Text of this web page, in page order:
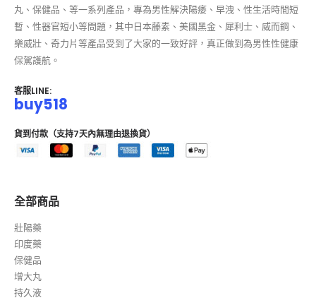
丸、保健品、等一系列產品，專為男性解決陽痿、早洩、性生活時間短
暫、性器官短小等問題，其中日本藤素、美國黑金、犀利士、威而鋼、
樂威壯、奇力片等產品受到了大家的一致好評，真正做到為男性性健康
保駕護航。
客服LINE:
buy518
貨到付款（支持7天內無理由退換貨）
全部商品
壯陽藥
印度藥
保健品
增大丸
持久液